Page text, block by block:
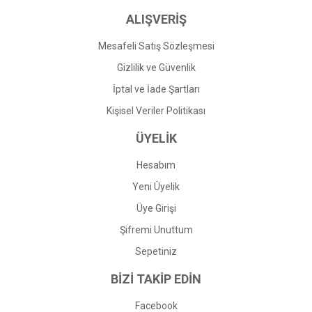
ALIŞVERİŞ
Mesafeli Satış Sözleşmesi
Gizlilik ve Güvenlik
İptal ve İade Şartları
Kişisel Veriler Politikası
ÜYELİK
Hesabım
Yeni Üyelik
Üye Girişi
Şifremi Unuttum
Sepetiniz
BİZİ TAKİP EDİN
Facebook